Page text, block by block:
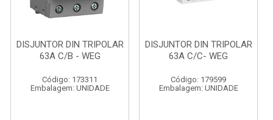
DISJUNTOR DIN TRIPOLAR
63A C/B - WEG
Código: 173311
Embalagem: UNIDADE
DISJUNTOR DIN TRIPOLAR
63A C/C- WEG
Código: 179599
Embalagem: UNIDADE